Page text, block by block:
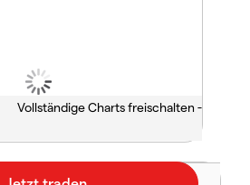
Vollständige Charts freischalten -